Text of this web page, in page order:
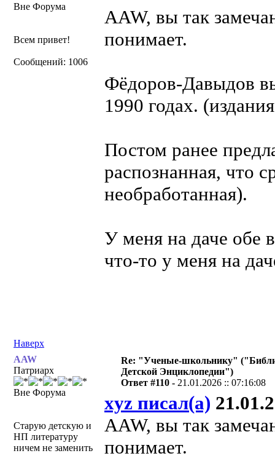
Вне Форума
Всем привет!
Сообщений: 1006
AAW, вы так
понимает.
Фёдоров-Давыдов
1990 годах.
Постом ранее
распознанная, что
необработанная).
У меня на даче обе
что-то у меня на
Наверх
AAW
Патриарх
Вне Форума
Старую детскую и
НП литературу
ничем не заменить
Re: "Ученые-школьнику"
Детской Энциклопедии")
Ответ #110 - 21.01.2026 :: 07:16:08
xyz писал(а)
AAW, вы так
понимает.